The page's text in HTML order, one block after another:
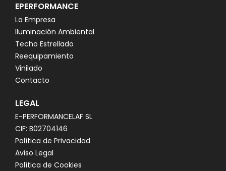
EPERFORMANCE
La Empresa
Iluminación Ambiental
Techo Estrellado
Reequipamiento
Vinilado
Contacto
LEGAL
E-PERFORMANCELAF SL
CIF: B02704146
Política de Privacidad
Aviso Legal
Política de Cookies